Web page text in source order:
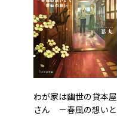
わが家は幽世の貸本屋
さん －春風の想いと